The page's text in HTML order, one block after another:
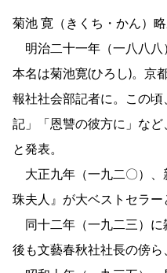
菊池 寛（きくち・かん）
明治二十一年（一八八八
本名は菊池寛(ひろし)。京
報社社会部記者に。この
記」「恩讐の彼方に」な
と発表。
大正九年（一九二〇）、
珠夫人』が大ベストセラー
同十二年（一九二三）に
後も文藝春秋社社長の傍ら